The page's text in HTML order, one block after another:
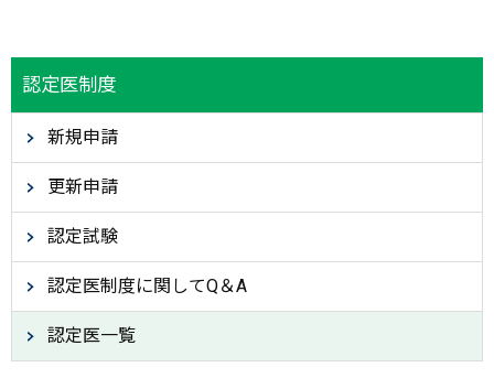
認定医制度
新規申請
更新申請
認定試験
認定医制度に関してQ＆A
認定医一覧